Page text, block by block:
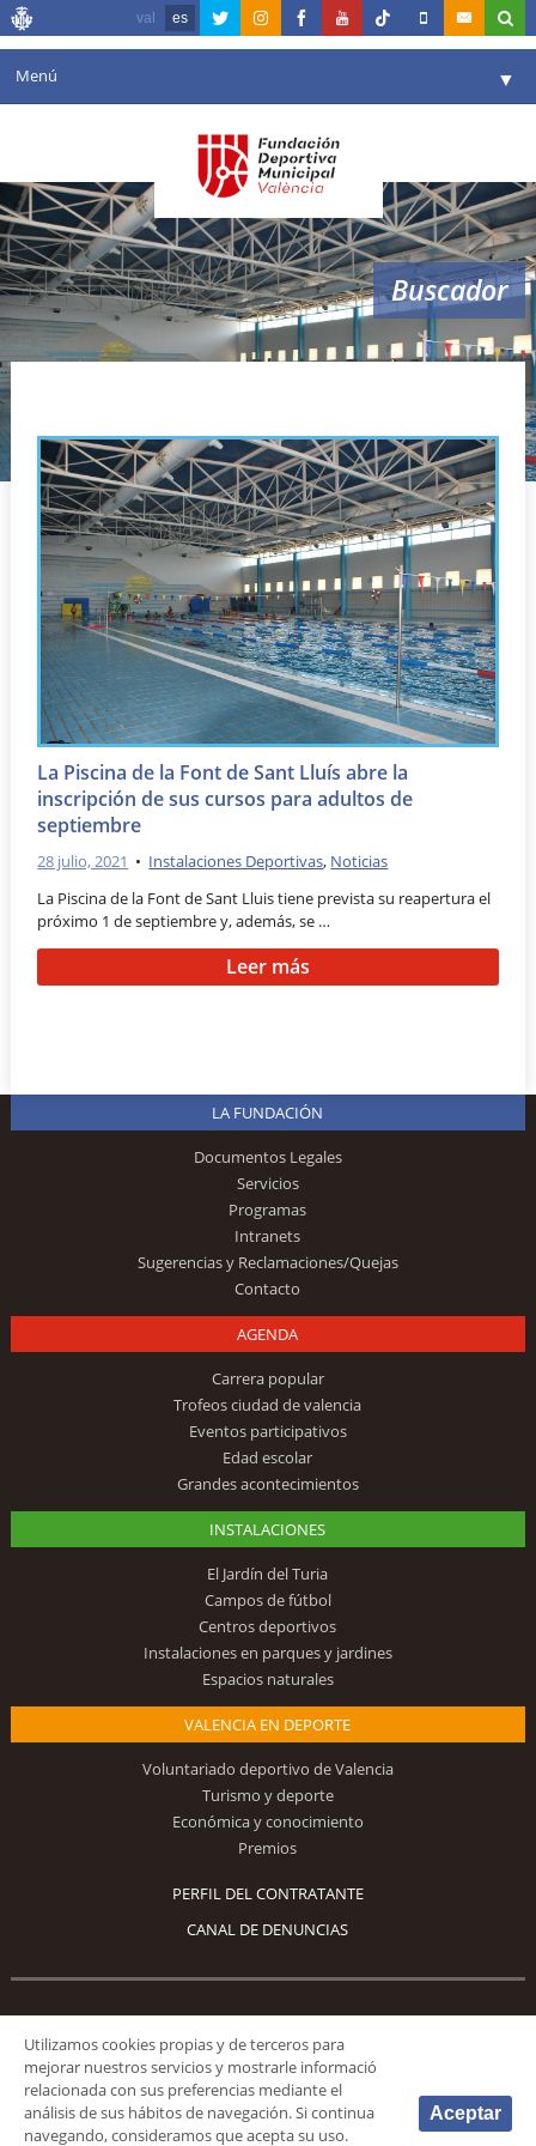
val es
Menú ▼
Agenda
Instalaciones ▼
Comunicación ▼
Valencia en deporte ▼
Reservas
Buscador
Piscina Font Sant Lluís
La Piscina de la Font de Sant Lluís abre la
inscripción de sus cursos para adultos de
septiembre
28 julio, 2021 • Instalaciones Deportivas, Noticias
La Piscina de la Font de Sant Lluis tiene prevista su reapertura el
próximo 1 de septiembre y, además, se …
Leer más
LA FUNDACIÓN
Documentos Legales
Servicios
Programas
Intranets
Sugerencias y Reclamaciones/Quejas
Contacto
AGENDA
Carrera popular
Trofeos ciudad de valencia
Eventos participativos
Edad escolar
Grandes acontecimientos
INSTALACIONES
El Jardín del Turia
Campos de fútbol
Centros deportivos
Instalaciones en parques y jardines
Espacios naturales
VALENCIA EN DEPORTE
Voluntariado deportivo de Valencia
Turismo y deporte
Económica y conocimiento
Premios
PERFIL DEL CONTRATANTE
CANAL DE DENUNCIAS
Síguenos
Utilizamos cookies propias y de terceros para
mejorar nuestros servicios y mostrarle informació
relacionada con sus preferencias mediante el
análisis de sus hábitos de navegación. Si continua
navegando, consideramos que acepta su uso.
Aceptar